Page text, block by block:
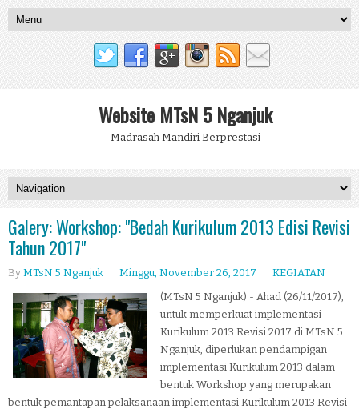
Website MTsN 5 Nganjuk
Madrasah Mandiri Berprestasi
Galery: Workshop: "Bedah Kurikulum 2013 Edisi Revisi
Tahun 2017"
By MTsN 5 Nganjuk Minggu, November 26, 2017
KEGIATAN
(MTsN 5 Nganjuk) - Ahad (26/11/2017),
untuk memperkuat implementasi
Kurikulum 2013 Revisi 2017 di MTsN 5
Nganjuk, diperlukan pendampigan
implementasi Kurikulum 2013 dalam
bentuk Workshop yang merupakan
bentuk pemantapan pelaksanaan implementasi Kurikulum 2013 Revisi